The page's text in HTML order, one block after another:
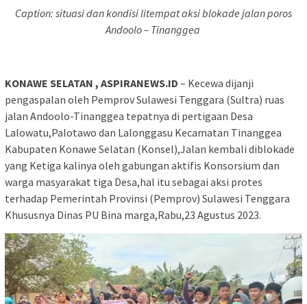
Caption: situasi dan kondisi litempat aksi blokade jalan poros
Andoolo – Tinanggea
KONAWE SELATAN , ASPIRANEWS.ID – Kecewa dijanji
pengaspalan oleh Pemprov Sulawesi Tenggara (Sultra) ruas
jalan Andoolo-Tinanggea tepatnya di pertigaan Desa
Lalowatu,Palotawo dan Lalonggasu Kecamatan Tinanggea
Kabupaten Konawe Selatan (Konsel),Jalan kembali diblokade
yang Ketiga kalinya oleh gabungan aktifis Konsorsium dan
warga masyarakat tiga Desa,hal itu sebagai aksi protes
terhadap Pemerintah Provinsi (Pemprov) Sulawesi Tenggara
Khususnya Dinas PU Bina marga,Rabu,23 Agustus 2023.